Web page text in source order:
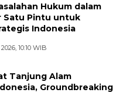
Hukum dalam
Satu Pintu untuk
Indonesia
10:10 WIB
Tanjung Alam
Groundbreaking